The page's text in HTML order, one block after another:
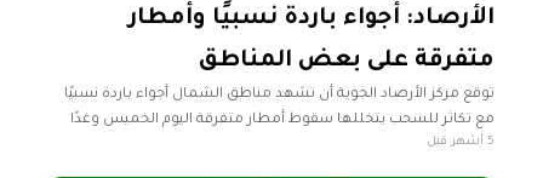
الأرصاد: أجواء باردة نسبيًا وأمطار
متفرقة على بعض المناطق
توقع مركز الأرصاد الجوية أن تشهد مناطق الشمال أجواء باردة نسبيًا
مع تكاثر للسحب يتخللها سقوط أمطار متفرقة اليوم الخميس وغدًا
الجمعة على بعض مناطق الشمال والجنوب الغربي. وأوضح المركز5 أشهر قبل